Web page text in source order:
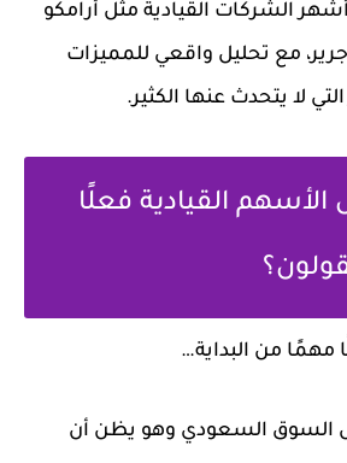
الشركات القيادية مثل أرامكو
مع تحليل واقعي للمميزات
لا يتحدث عنها الكثير.
القيادية فعلًا
من البداية…
السوق السعودي وهو يظن أن